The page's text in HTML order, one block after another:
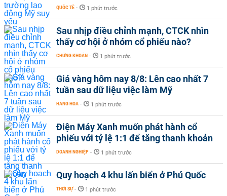
QUỐC TẾ - 1 phút trước
Sau nhịp điều chỉnh mạnh, CTCK nhìn
thấy cơ hội ở nhóm cổ phiếu nào?
CHỨNG KHOÁN - 1 phút trước
Giá vàng hôm nay 8/8: Lên cao nhất 7
tuần sau dữ liệu việc làm Mỹ
HÀNG HÓA - 1 phút trước
Điện Máy Xanh muốn phát hành cổ
phiếu với tỷ lệ 1:1 để tăng thanh khoản
DOANH NGHIỆP - 1 phút trước
Quy hoạch 4 khu lấn biển ở Phú Quốc
THỜI SỰ - 1 phút trước